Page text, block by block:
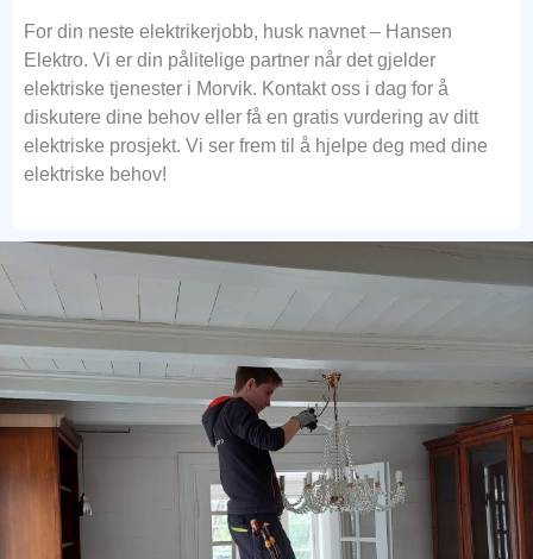
For din neste elektrikerjobb, husk navnet – Hansen
Elektro. Vi er din pålitelige partner når det gjelder
elektriske tjenester i Morvik. Kontakt oss i dag for å
diskutere dine behov eller få en gratis vurdering av ditt
elektriske prosjekt. Vi ser frem til å hjelpe deg med dine
elektriske behov!